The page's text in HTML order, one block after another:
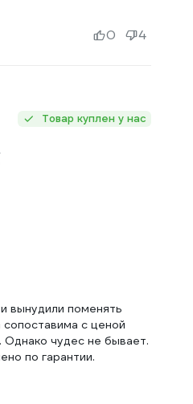
0 4
Товар куплен у нас
вынудили поменять
сопоставима с ценой
Однако чудес не бывает.
по гарантии.